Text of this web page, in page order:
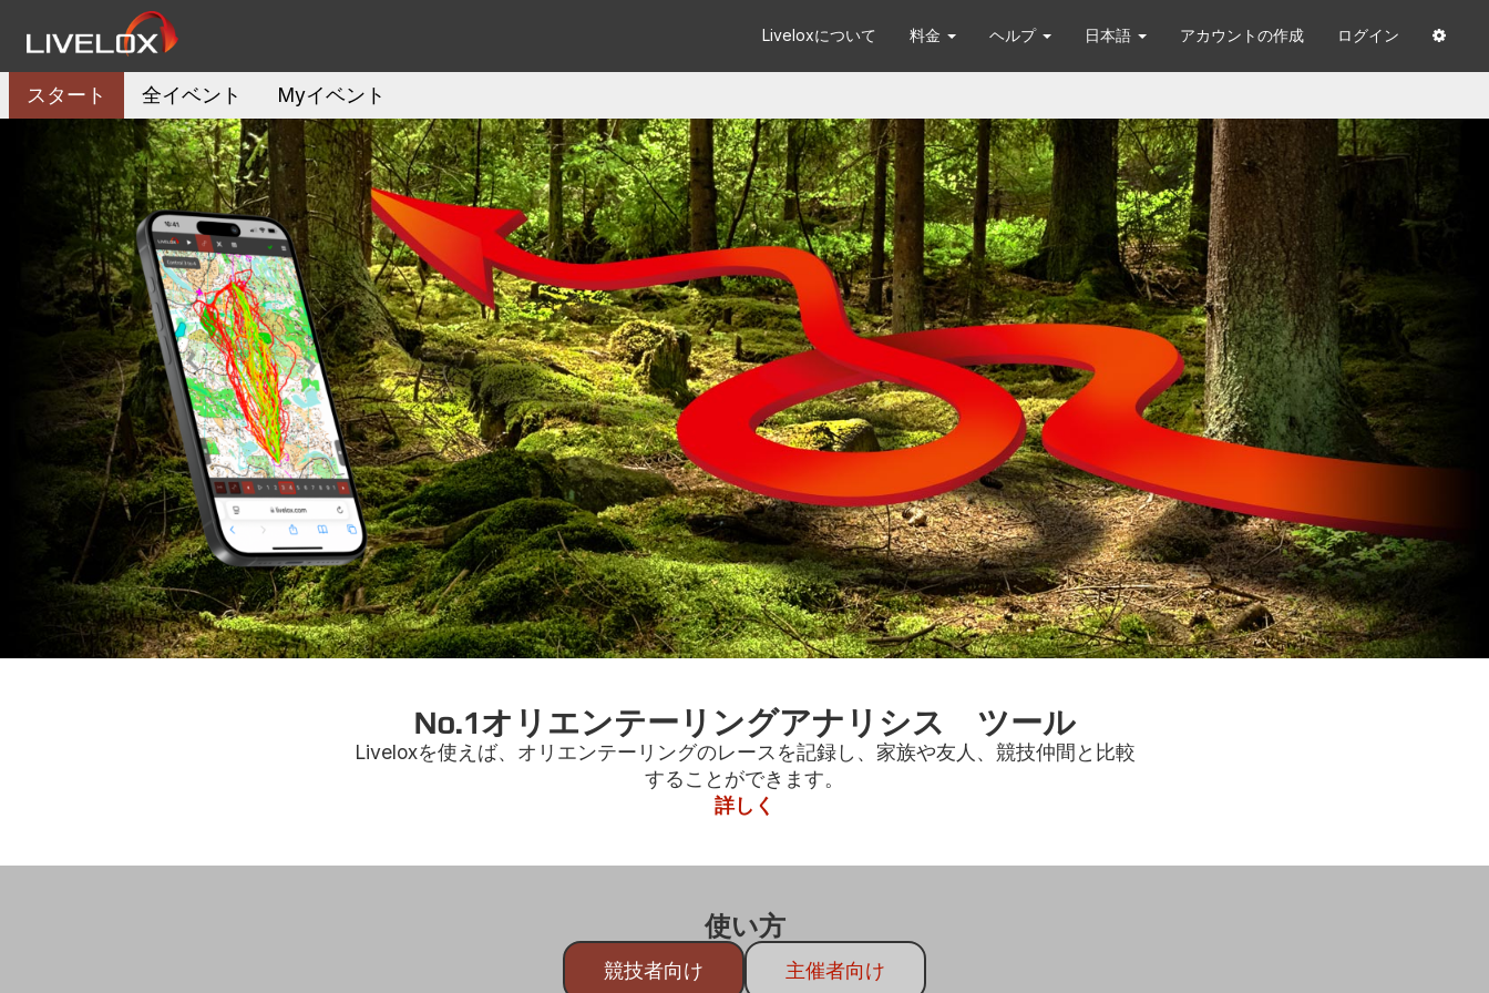
Liveloxについて 料金 ヘルプ 日本語 アカウントの作成 ログイン
スタート 全イベント Myイベント
No.1オリエンテーリングアナリシス ツール
Liveloxを使えば、オリエンテーリングのレースを記録し、家族や友人、競技仲間と比較
することができます。
詳しく
使い方
競技者向け 主催者向け